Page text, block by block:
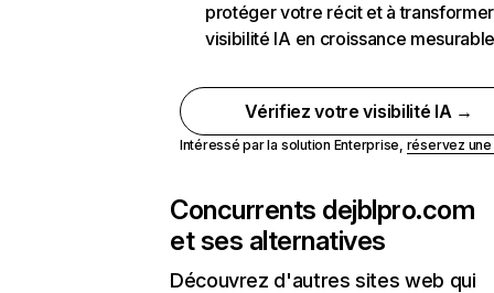
protéger votre récit et à
visibilité IA en croissance
Vérifiez votre visibilité IA →
Intéressé par la solution Enterprise, réservez
Concurrents dejblpro.com
et ses alternatives
Découvrez d'autres sites web qui